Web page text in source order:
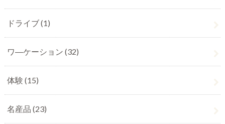
ドライブ(1)
ワ―ケーション (32)
体験 (15)
名産品 (23)